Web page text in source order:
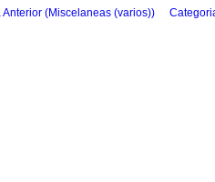
Anterior (Miscelaneas (varios))